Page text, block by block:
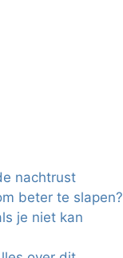
nachtrust
beter te slapen?
je niet kan